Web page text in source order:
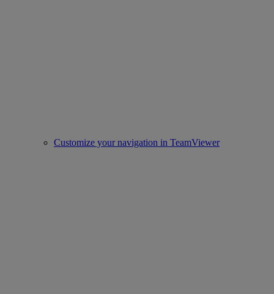
Customize your navigation in TeamViewer